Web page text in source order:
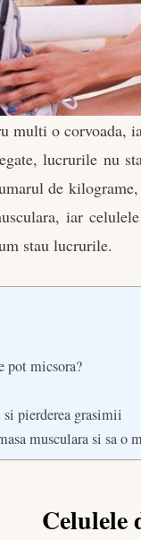
multi o corvoada,
lucrurile nu
de
iar
stau lucrurile.
pot micsora?
pierderea grasimii
musculara si sa o
Celulele